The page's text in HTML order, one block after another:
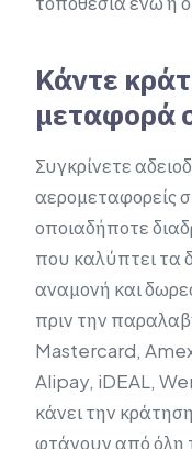
Κάντε
μεταφορά
Συγκρίνετε
αερομεταφορείς
οποιαδήποτε
που καλύπτει τα
αναμονή και
πριν την
Mastercard,
Alipay, iDEAL,
κάνει την
φτάνουν από όλη